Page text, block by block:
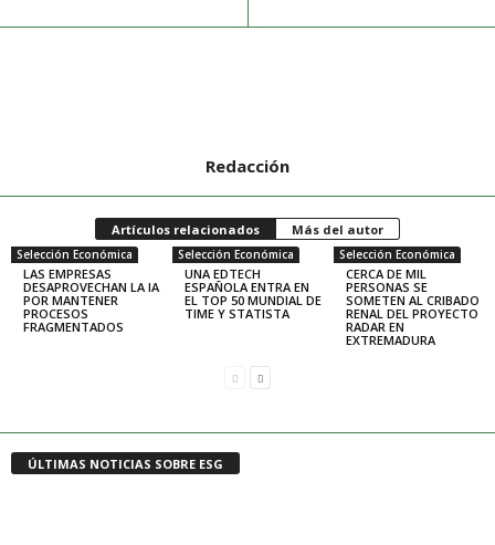
Redacción
Artículos relacionados Más del autor
Selección Económica
LAS EMPRESAS
DESAPROVECHAN LA IA
POR MANTENER
PROCESOS
FRAGMENTADOS
Selección Económica
UNA EDTECH
ESPAÑOLA ENTRA EN
EL TOP 50 MUNDIAL DE
TIME Y STATISTA
Selección Económica
CERCA DE MIL
PERSONAS SE
SOMETEN AL CRIBADO
RENAL DEL PROYECTO
RADAR EN
EXTREMADURA
ÚLTIMAS NOTICIAS SOBRE ESG